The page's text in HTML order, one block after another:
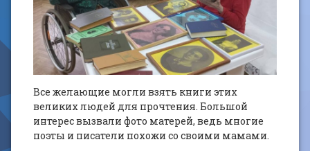
Все желающие могли взять книги этих
великих людей для прочтения. Большой
интерес вызвали фото матерей, ведь многие
поэты и писатели похожи со своими мамами.